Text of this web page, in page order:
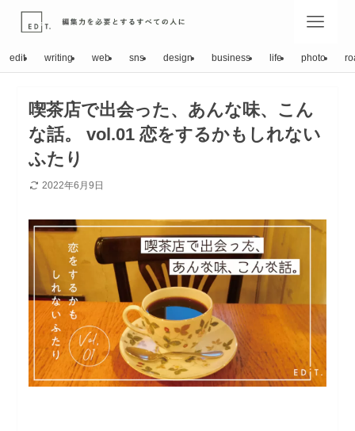
edit writing web sns design business life photo
喫茶店で出会った、あんな味、こん
な話。 vol.01 恋をするかもしれない
ふたり
2022年6月9日